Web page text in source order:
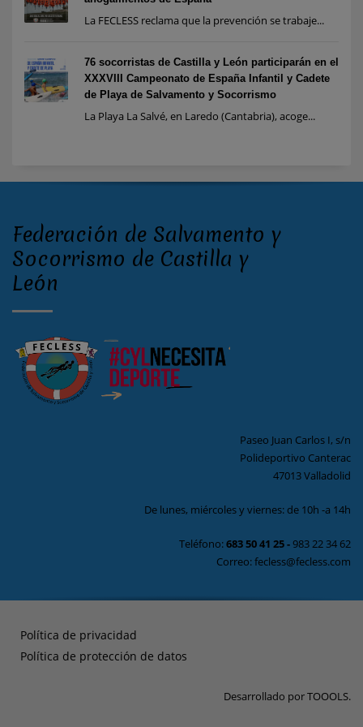
La FECLESS reclama que la prevención se trabaje...
76 socorristas de Castilla y León participarán en el
XXXVIII Campeonato de España Infantil y Cadete
de Playa de Salvamento y Socorrismo
La Playa La Salvé, en Laredo (Cantabria), acoge...
Federación de Salvamento y
Socorrismo de Castilla y
León
Paseo Juan Carlos I, s/n
Polideportivo Canterac
47013 Valladolid
De lunes, miércoles y viernes: de 10h -a 14h
Teléfono:683 50 41 25-983 22 34 62
Correo: fecless@fecless.com
Política de privacidad
Política de protección de datos
Desarrollado porTOOOLS.